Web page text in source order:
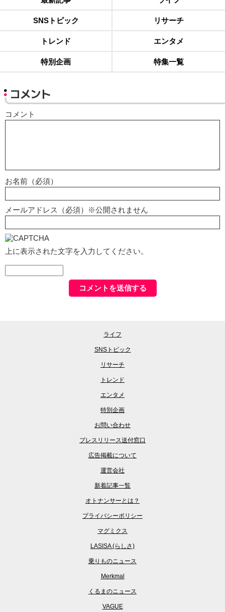
SNSトピック リサーチ
トレンド エンタメ
特別企画 特集一覧
コメント
コメント
お名前（必須）
メールアドレス（必須）※公開されません
上に表示された文字を入力してください。
ライフ
SNSトピック
リサーチ
トレンド
エンタメ
特別企画
お問い合わせ
プレスリリース送付窓口
広告掲載について
運営会社
新着記事一覧
オトナンサーとは？
プライバシーポリシー
マグミクス
LASISA (らしさ)
乗りものニュース
Merkmal
くるまのニュース
VAGUE